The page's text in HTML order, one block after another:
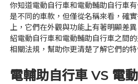
你知道電動自行車和電動輔助自行車
是不同的車款，但僅從名稱來看，確
上，它們在外觀與功能上有著明顯差
紹電動自行車和電動輔助自行車之間
相關法規，幫助你更清楚了解它們的特
電輔助自行車 VS 電